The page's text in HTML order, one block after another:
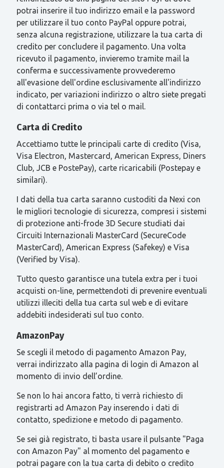
potrai inserire il tuo indirizzo email e la password
per utilizzare il tuo conto PayPal oppure potrai,
senza alcuna registrazione, utilizzare la tua carta di
credito per concludere il pagamento. Una volta
ricevuto il pagamento, invieremo tramite mail la
conferma e successivamente provvederemo
all'evasione dell'ordine esclusivamente all'indirizzo
indicato, per variazioni indirizzo o altro siete pregati
di contattarci prima o via tel o mail.
Carta di Credito
Accettiamo tutte le principali carte di credito (Visa,
Visa Electron, Mastercard, American Express, Diners
Club, JCB e PostePay), carte ricaricabili (Postepay e
similari).
I dati della tua carta saranno custoditi da Nexi con
le migliori tecnologie di sicurezza, compresi i sistemi
di protezione anti-frode 3D Secure studiati dai
Circuiti Internazionali MasterCard (SecureCode
MasterCard), American Express (Safekey) e Visa
(Verified by Visa).
Tutto questo garantisce una tutela extra per i tuoi
acquisti on-line, permettendoti di prevenire eventuali
utilizzi illeciti della tua carta sul web e di evitare
addebiti indesiderati sul tuo conto.
AmazonPay
Se scegli il metodo di pagamento Amazon Pay,
verrai indirizzato alla pagina di login di Amazon al
momento di invio dell’ordine.
Se non lo hai ancora fatto, ti verrà richiesto di
registrarti ad Amazon Pay inserendo i dati di
contatto, spedizione e metodo di pagamento.
Se sei già registrato, ti basta usare il pulsante "Paga
con Amazon Pay" al momento del pagamento e
potrai pagare con la tua carta di debito o credito